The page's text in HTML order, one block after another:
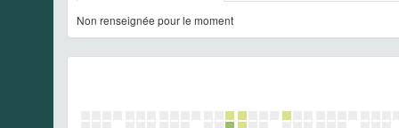
Non renseignée pour le moment